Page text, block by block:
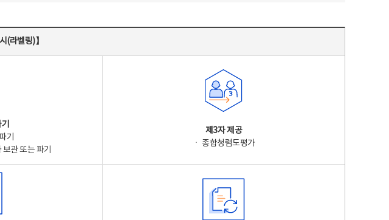
(라벨링)】
기
관 또는 파기
제3자 제공
ㆍ 종합청렴도평가